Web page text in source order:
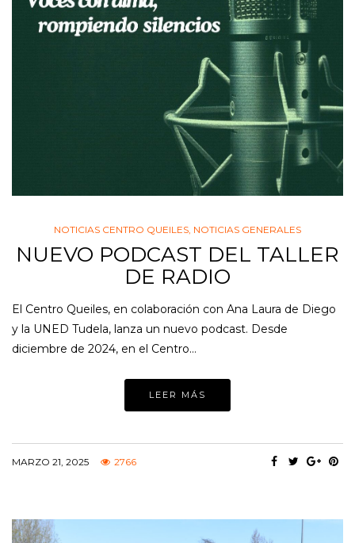
NOTICIAS CENTRO QUEILES, NOTICIAS GENERALES
NUEVO PODCAST DEL TALLER
DE RADIO
El Centro Queiles, en colaboración con Ana Laura de Diego
y la UNED Tudela, lanza un nuevo podcast. Desde
diciembre de 2024, en el Centro…
LEER MÁS
MARZO 21, 2025 2766